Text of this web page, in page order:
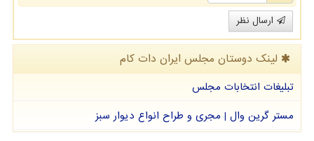
ارسال نظر
لینک دوستان مجلس ایران دات كام
تبلیغات انتخابات مجلس
مستر گرین وال | مجری و طراح انواع دیوار سبز